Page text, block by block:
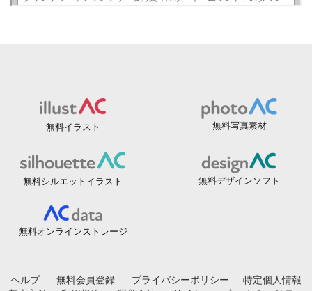
無料イラスト 無料写真素材
無料シルエットイラスト 無料デザインソフト
無料オンラインストレージ
ヘルプ 無料会員登録 プライバシーポリシー
特定個人情報